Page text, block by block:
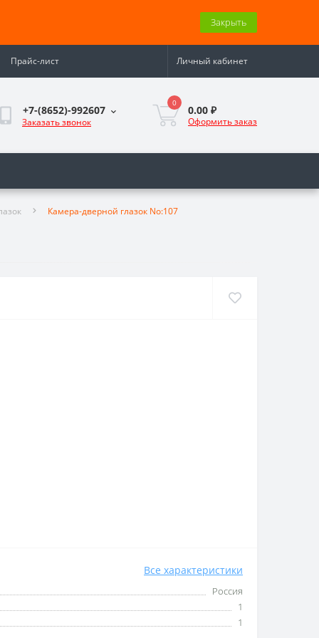
Закрыть
Прайс-лист Личный кабинет
+7-(8652)-992607
Заказать звонок
0
0.00 ₽
Оформить заказ
Камера-дверной глазок No:107
Все характеристики
Россия
1
1